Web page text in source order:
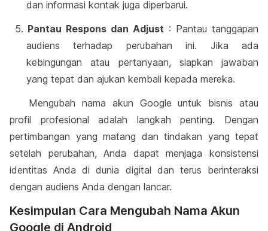
dan informasi kontak juga diperbarui.
Pantau Respons dan Adjust : Pantau tanggapan
audiens terhadap perubahan ini. Jika ada
kebingungan atau pertanyaan, siapkan jawaban
yang tepat dan ajukan kembali kepada mereka.
Mengubah nama akun Google untuk bisnis atau
profil profesional adalah langkah penting. Dengan
pertimbangan yang matang dan tindakan yang tepat
setelah perubahan, Anda dapat menjaga konsistensi
identitas Anda di dunia digital dan terus berinteraksi
dengan audiens Anda dengan lancar.
Kesimpulan Cara Mengubah Nama Akun
Google di Android